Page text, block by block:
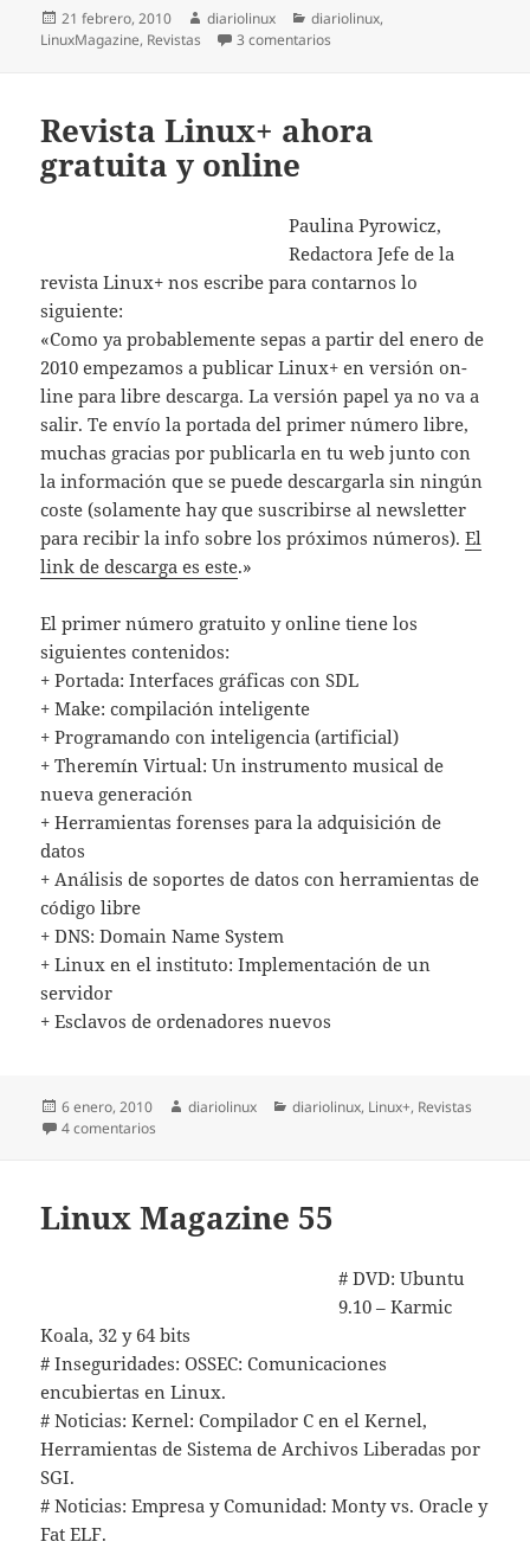
Publicado
el
21 febrero, 2010 Autor
diariolinux Categorías
diariolinux,
LinuxMagazine, Revistas 3 comentarios
Revista Linux+ ahora
gratuita y online
Paulina Pyrowicz,
Redactora Jefe de la
revista Linux+ nos escribe para contarnos lo
siguiente:
«Como ya probablemente sepas a partir del enero de
2010 empezamos a publicar Linux+ en versión on-
line para libre descarga. La versión papel ya no va a
salir. Te envío la portada del primer número libre,
muchas gracias por publicarla en tu web junto con
la información que se puede descargarla sin ningún
coste (solamente hay que suscribirse al newsletter
para recibir la info sobre los próximos números).El
link de descarga es este.»
El primer número gratuito y online tiene los
siguientes contenidos:
+ Portada: Interfaces gráficas con SDL
+ Make: compilación inteligente
+ Programando con inteligencia (artificial)
+ Theremín Virtual: Un instrumento musical de
nueva generación
+ Herramientas forenses para la adquisición de
datos
+ Análisis de soportes de datos con herramientas de
código libre
+ DNS: Domain Name System
+ Linux en el instituto: Implementación de un
servidor
+ Esclavos de ordenadores nuevos
Publicado
el
6 enero, 2010 Autor
diariolinux Categorías
diariolinux, Linux+, Revistas
4 comentarios
Linux Magazine 55
# DVD: Ubuntu
9.10 – Karmic
Koala, 32 y 64 bits
# Inseguridades: OSSEC: Comunicaciones
encubiertas en Linux.
# Noticias: Kernel: Compilador C en el Kernel,
Herramientas de Sistema de Archivos Liberadas por
SGI.
# Noticias: Empresa y Comunidad: Monty vs. Oracle y
Fat ELF.